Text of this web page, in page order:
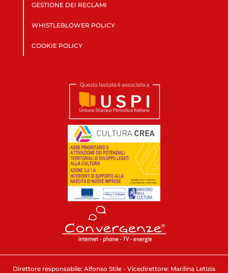
GESTIONE DEI RECLAMI
WHISTLEBLOWER POLICY
COOKIE POLICY
Direttore responsabile: Alfonso Stile - Vicedirettore: Marilina Letizia